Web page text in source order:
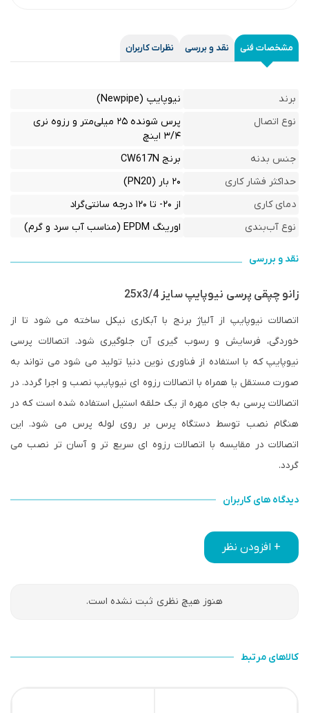
مشخصات فنی نقد و بررسی نظرات کاربران
برند
نیوپایپ (Newpipe)
نوع اتصال
پرس شونده ۲۵ میلی‌متر و رزوه نری
۳/۴ اینچ
جنس بدنه
برنج CW617N
حداکثر فشار کاری
۲۰ بار (PN20)
دمای کاری
از ۲۰- تا ۱۲۰ درجه سانتی‌گراد
نوع آب‌بندی
اورینگ EPDM (مناسب آب سرد و گرم)
نقد و بررسی
زانو چپقی پرسی نیوپایپ سایز 25x3/4
اتصالات نیوپایپ از آلیاژ برنج با آبکاری نیکل ساخته می شود تا از
خوردگی، فرسایش و رسوب گیری آن جلوگیری شود. اتصالات پرسی
نیوپایپ که با استفاده از فناوری نوین دنیا تولید می شود می تواند به
صورت مستقل یا همراه با اتصالات رزوه ای نیوپایپ نصب و اجرا گردد. در
اتصالات پرسی به جای مهره از یک حلقه استیل استفاده شده است که در
هنگام نصب توسط دستگاه پرس بر روی لوله پرس می شود. این
اتصالات در مقایسه با اتصالات رزوه ای سریع تر و آسان تر نصب می
گردد.
دیدگاه های کاربران
+ افزودن نظر
هنوز هیچ نظری ثبت نشده است.
کالاهای مرتبط